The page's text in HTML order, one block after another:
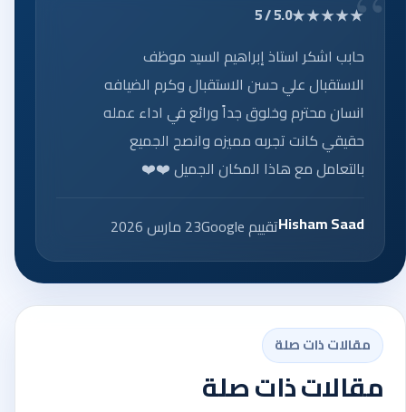
★★★★★
5.0 / 5
حابب اشكر استاذ إبراهيم السيد موظف
الاستقبال علي حسن الاستقبال وكرم الضيافه
انسان محترم وخلوق جداً ورائع في اداء عمله
حقيقي كانت تجربه مميزه وانصح الجميع
بالتعامل مع هاذا المكان الجميل ❤️❤️
Hisham Saadتقييم Google 23 مارس 2026
مقالات ذات صلة
مقالات ذات صلة